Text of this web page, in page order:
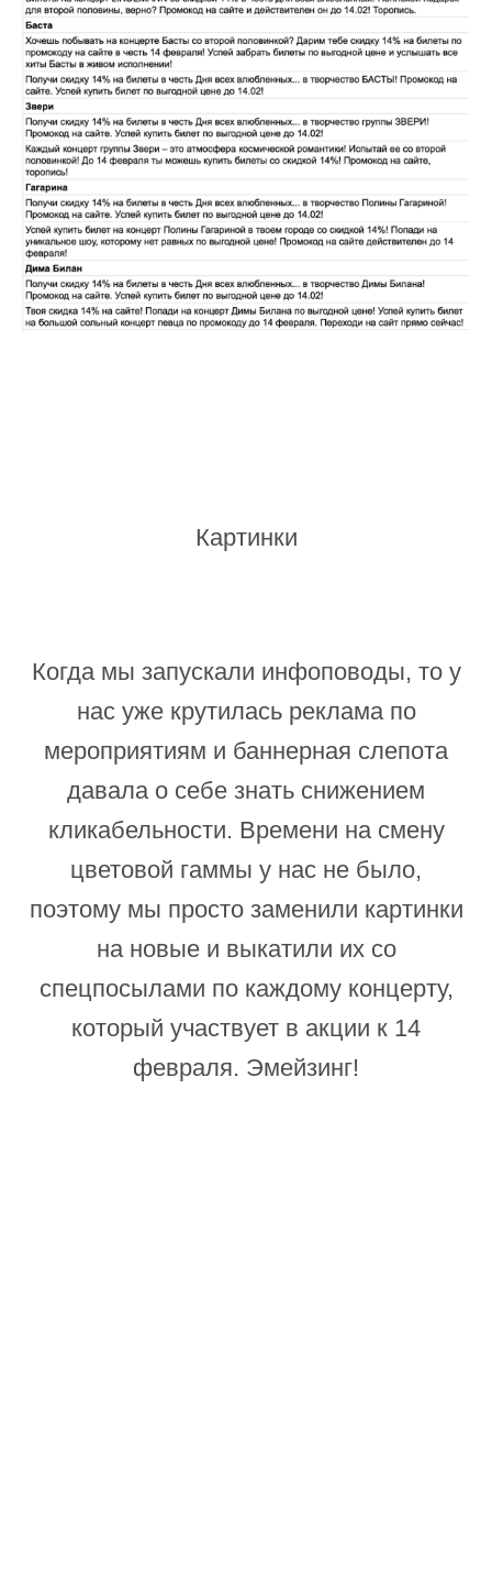
Картинки
Когда мы запускали инфоповоды, то у
нас уже крутилась реклама по
мероприятиям и баннерная слепота
давала о себе знать снижением
кликабельности. Времени на смену
цветовой гаммы у нас не было,
поэтому мы просто заменили картинки
на новые и выкатили их со
спецпосылами по каждому концерту,
который участвует в акции к 14
февраля. Эмейзинг!